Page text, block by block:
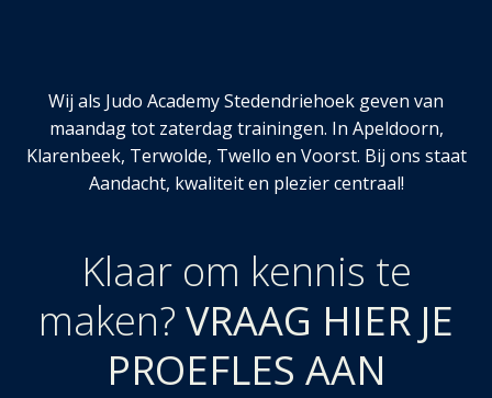
Wij als Judo Academy Stedendriehoek geven van
maandag tot zaterdag trainingen. In Apeldoorn,
Klarenbeek, Terwolde, Twello en Voorst. Bij ons staat
Aandacht, kwaliteit en plezier centraal!
Klaar om kennis te
maken? VRAAG HIER JE
PROEFLES AAN